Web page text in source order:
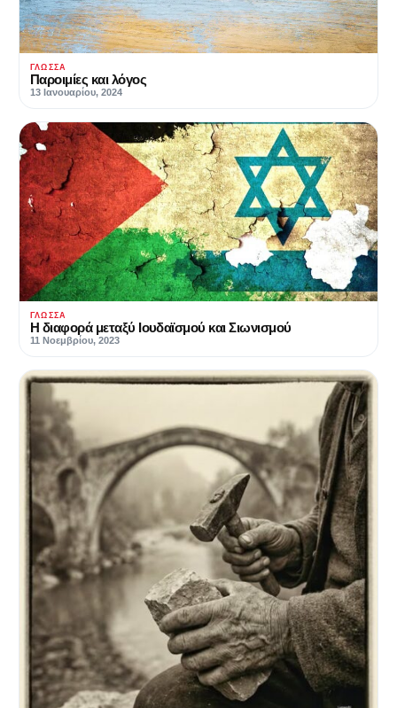
ΓΛΏΣΣΑ
Παροιμίες και λόγος
13 Ιανουαρίου, 2024
ΓΛΏΣΣΑ
Η διαφορά μεταξύ Ιουδαϊσμού και Σιωνισμού
11 Νοεμβρίου, 2023